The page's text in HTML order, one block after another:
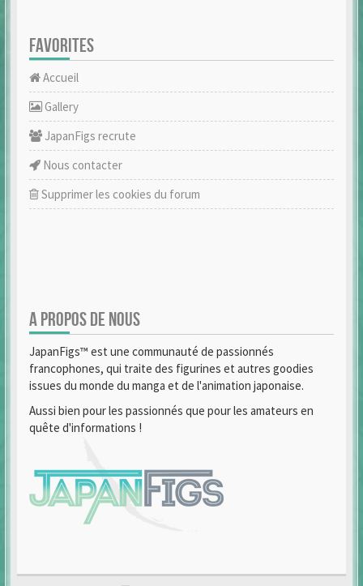
FAVORITES
Accueil
Gallery
JapanFigs recrute
Nous contacter
Supprimer les cookies du forum
A PROPOS DE NOUS
JapanFigs™ est une communauté de passionnés
francophones, qui traite des figurines et autres goodies
issues du monde du manga et de l'animation japonaise.
Aussi bien pour les passionnés que pour les amateurs en
quête d'informations !